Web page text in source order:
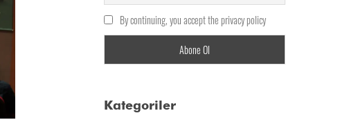
By continuing, you accept the privacy policy
Kategoriler